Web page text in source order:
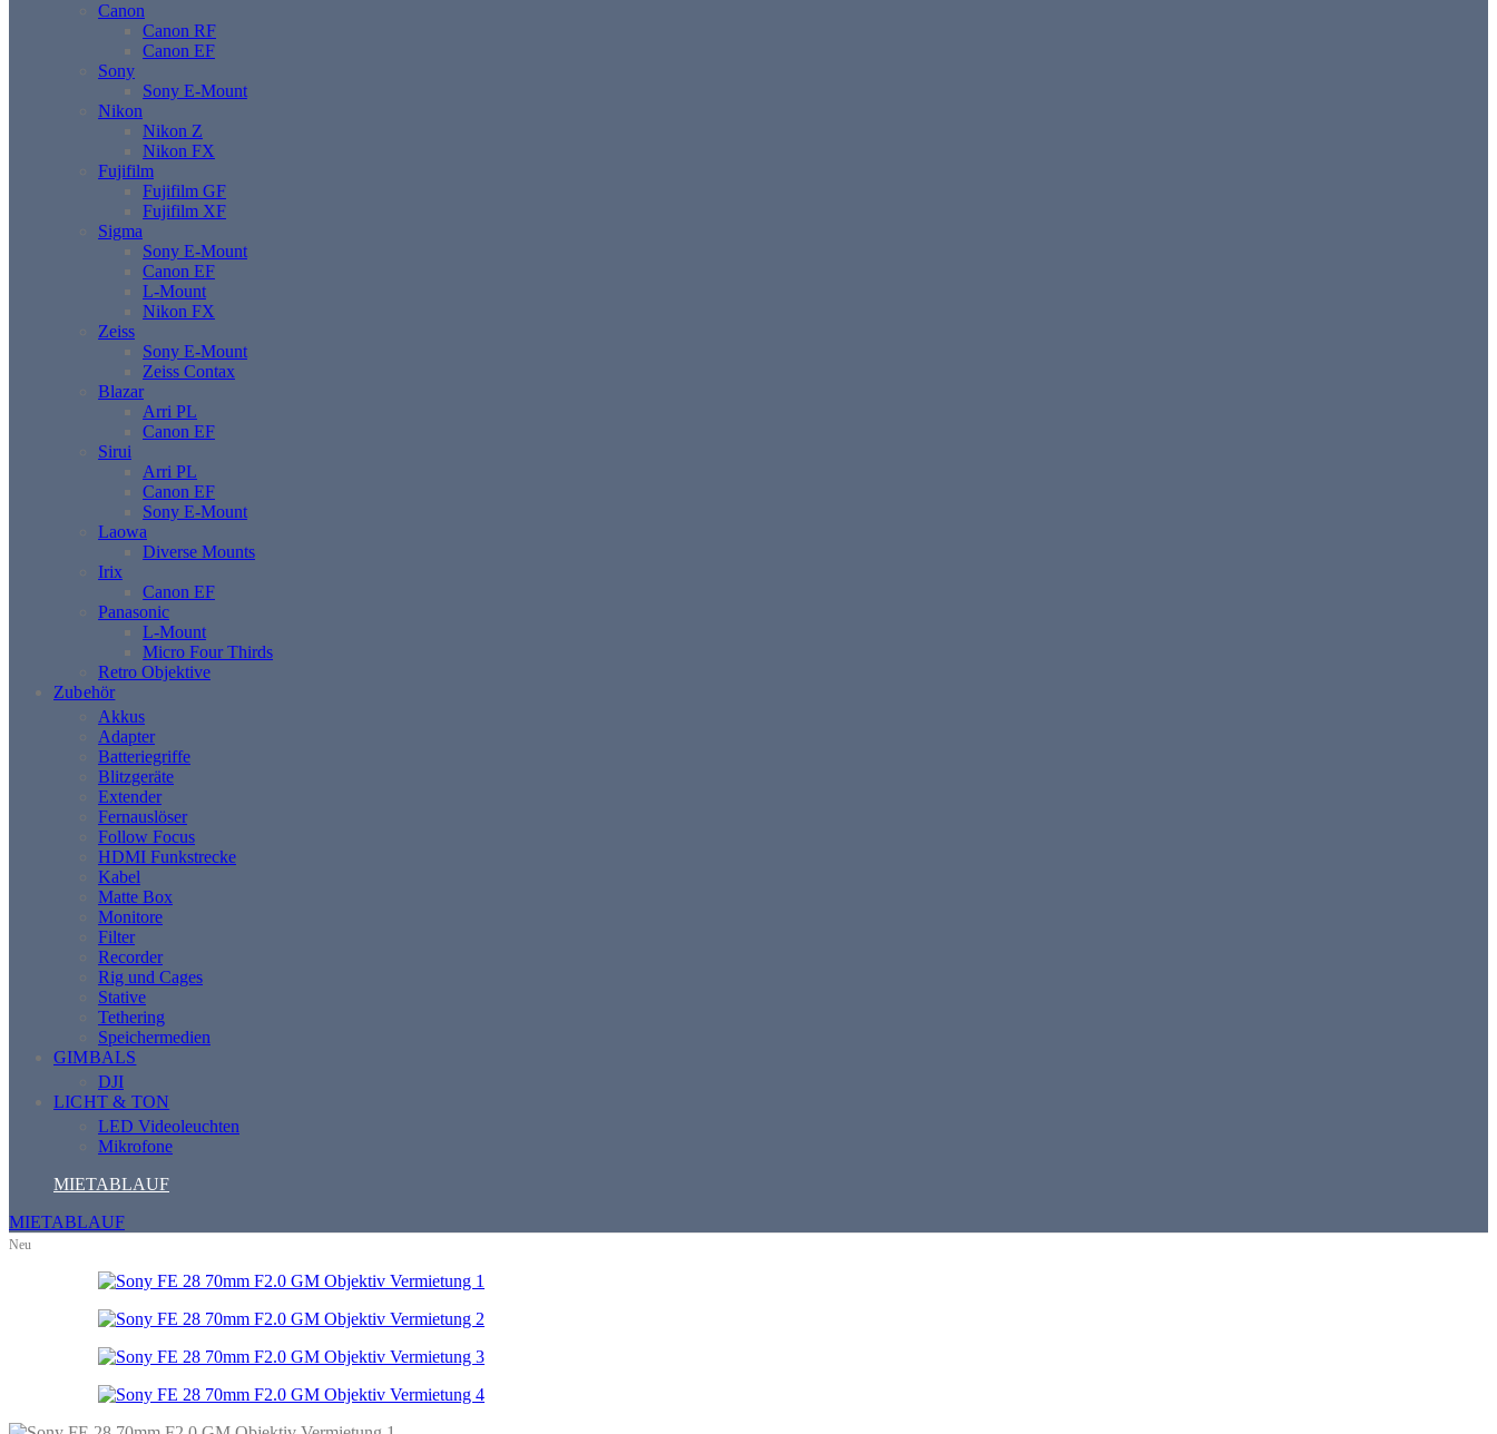
Canon
Canon RF
Canon EF
Sony
Sony E-Mount
Nikon
Nikon Z
Nikon FX
Fujifilm
Fujifilm GF
Fujifilm XF
Sigma
Sony E-Mount
Canon EF
L-Mount
Nikon FX
Zeiss
Sony E-Mount
Zeiss Contax
Blazar
Arri PL
Canon EF
Sirui
Arri PL
Canon EF
Sony E-Mount
Laowa
Diverse Mounts
Irix
Canon EF
Panasonic
L-Mount
Micro Four Thirds
Retro Objektive
Zubehör
Akkus
Adapter
Batteriegriffe
Blitzgeräte
Extender
Fernauslöser
Follow Focus
HDMI Funkstrecke
Kabel
Matte Box
Monitore
Filter
Recorder
Rig und Cages
Stative
Tethering
Speichermedien
GIMBALS
DJI
LICHT & TON
LED Videoleuchten
Mikrofone
MIETABLAUF
MIETABLAUF
Neu